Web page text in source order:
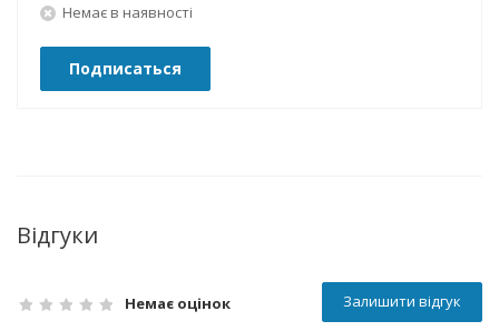
Немає в наявності
Подписаться
Відгуки
Немає оцінок Залишити відгук